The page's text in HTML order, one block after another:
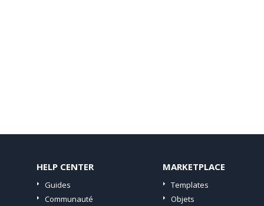
HELP CENTER
Guides
Communauté
MARKETPLACE
Templates
Objets